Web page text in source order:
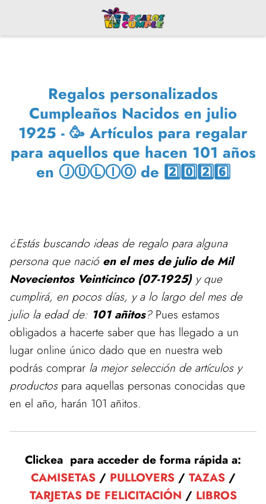
Regalos personalizados
Cumpleaños Nacidos en julio
1925 - 🥳 Artículos para regalar
para aquellos que hacen 101 años
en ⒿⓊⓁⒾⓄ de 2️⃣0️⃣2️⃣6️⃣
¿Estás buscando ideas de regalo para alguna
persona que nació en el mes de julio de Mil
Novecientos Veinticinco (07-1925)y que
cumplirá, en pocos días, y a lo largo del mes de
julio la edad de: 101 añitos?Pues estamos
obligados a hacerte saber que has llegado a un
lugar online único dado que en nuestra web
podrás comprar la mejor selección de artículos y
productospara aquellas personas conocidas que
en el año, harán 101 añitos.
Clickea para acceder de forma rápida a:
CAMISETAS/ PULLOVERS/ TAZAS/
TARJETAS DE FELICITACIÓN / LIBROS